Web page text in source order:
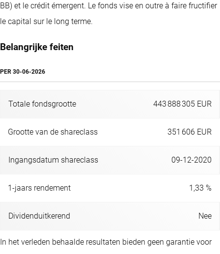
BB) et le crédit émergent. Le fonds vise en outre à faire fructifier
le capital sur le long terme.
Belangrijke feiten
PER 30-06-2026
Totale fondsgrootte 443 888 305 EUR
Grootte van de shareclass 351 606 EUR
Ingangsdatum shareclass 09-12-2020
1-jaars rendement 1,33 %
Dividenduitkerend Nee
In het verleden behaalde resultaten bieden geen garantie voor